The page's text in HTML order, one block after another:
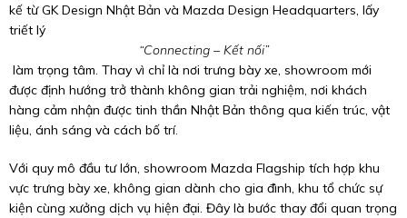
kế từ GK Design Nhật Bản và Mazda Design Headquarters, lấy
triết lý
“Connecting – Kết nối”
làm trọng tâm. Thay vì chỉ là nơi trưng bày xe, showroom mới
được định hướng trở thành không gian trải nghiệm, nơi khách
hàng cảm nhận được tinh thần Nhật Bản thông qua kiến trúc, vật
liệu, ánh sáng và cách bố trí.
Với quy mô đầu tư lớn, showroom Mazda Flagship tích hợp khu
vực trưng bày xe, không gian dành cho gia đình, khu tổ chức sự
kiện cùng xưởng dịch vụ hiện đại. Đây là bước thay đổi quan trọng